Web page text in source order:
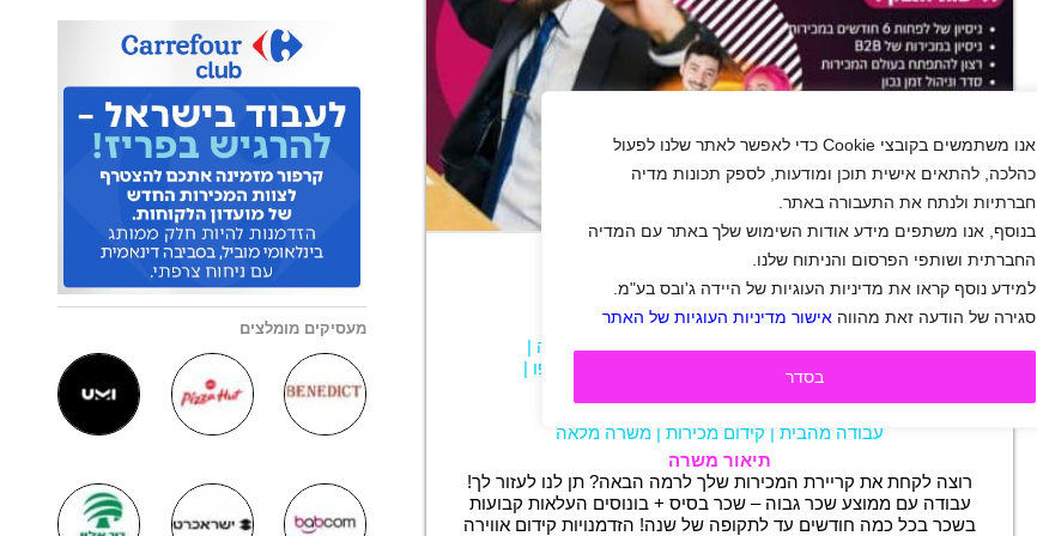
אנו משתמשים בקובצי Cookie כדי לאפשר לאתר שלנו לפעול
כהלכה, להתאים אישית תוכן ומודעות, לספק תכונות מדיה
חברתיות ולנתח את התעבורה באתר.
בנוסף, אנו משתפים מידע אודות השימוש שלך באתר עם המדיה
החברתית ושותפי הפרסום והניתוח שלנו.
למידע נוסף קראו את מדיניות העוגיות של היידה ג'ובס בע"מ.
סגירה של הודעה זאת מהווה אישור מדיניות העוגיות של האתר
בסדר
+
דרוש/ה מתאם/ת פגישות בעולם השיווק
אזור מרכז|אור יהודה|בני ברק|יהוד|פתח תקווה |
תל אביב-יפו |
שכר 40 ₪
עבודה מהבית| קידום מכירות| משרה מלאה
תיאור משרה
רוצה לקחת את קריירת המכירות שלך לרמה הבאה? תן לנו לעזור לך!
עבודה עם ממוצע שכר גבוה – שכר בסיס + בונוסים העלאות קבועות
בשכר בכל כמה חודשים עד לתקופה של שנה! הזדמנויות קידום אווירה
מעסיקים מומלצים